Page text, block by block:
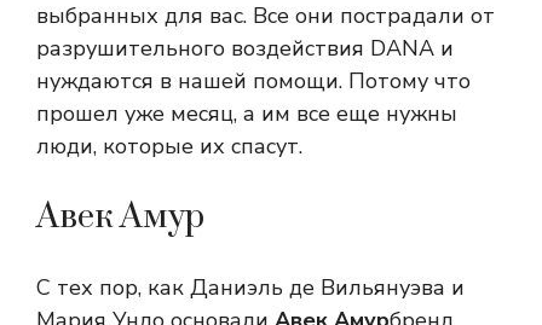
выбранных для вас. Все они пострадали от
разрушительного воздействия DANA и
нуждаются в нашей помощи. Потому что
прошел уже месяц, а им все еще нужны
люди, которые их спасут.
Авек Амур
С тех пор, как Даниэль де Вильянуэва и